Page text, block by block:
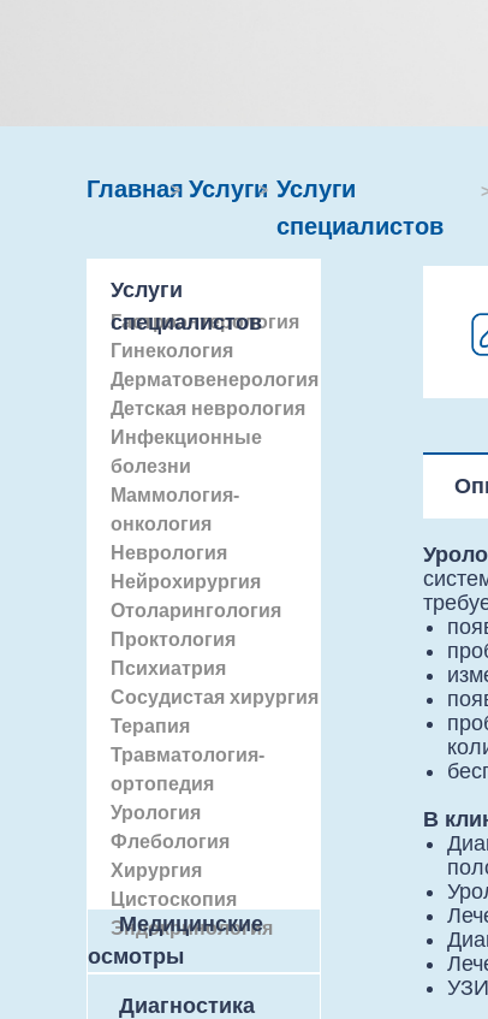
В
Главная Услуги
>
Услуги
специалистов
>
Гастроэнтерология
Гинекология
Дерматовенерология
Детская неврология
Инфекционные
болезни
Маммология-
онкология
Неврология
Нейрохирургия
Отоларингология
Проктология
Психиатрия
Сосудистая хирургия
Терапия
Травматология-
ортопедия
Урология
Флебология
Хирургия
Цистоскопия
Эндокринология
Услуги
специалистов
⠀⠀Медицинские
осмотры
⠀⠀Диагностика